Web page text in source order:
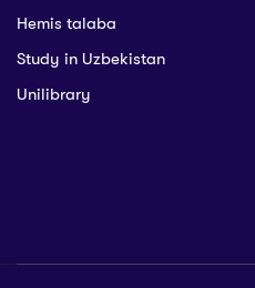
Hemis talaba
Study in Uzbekistan
Unilibrary